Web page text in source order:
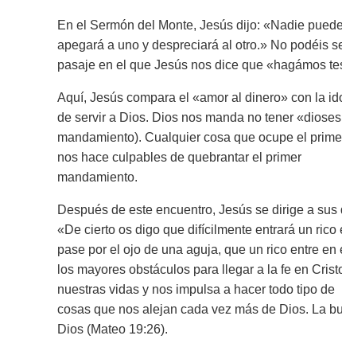
En el Sermón del Monte, Jesús dijo: «Nadie
apegará a uno y despreciará al otro.» No podéis
pasaje en el que Jesús nos dice que «hagámos
Aquí, Jesús compara el «amor al dinero» con la
de servir a Dios. Dios nos manda no tener
mandamiento). Cualquier cosa que ocupe el
nos hace culpables de quebrantar el primer
mandamiento.
Después de este encuentro, Jesús se dirige a
«De cierto os digo que difícilmente entrará un
pase por el ojo de una aguja, que un rico entre
los mayores obstáculos para llegar a la fe en
nuestras vidas y nos impulsa a hacer todo tipo de
cosas que nos alejan cada vez más de Dios. La
Dios (Mateo 19:26).